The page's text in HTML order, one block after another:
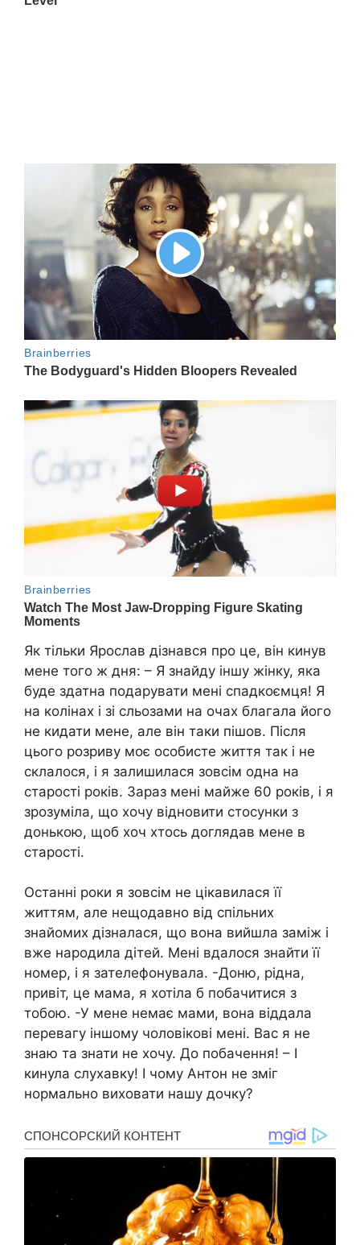
Як тільки Ярослав дізнався про це, він кинув
мене того ж дня: – Я знайду іншу жінку, яка
буде здатна подарувати мені спадкоємця! Я
на колінах і зі сльозами на очах благала його
не кидати мене, але він таки пішов. Після
цього розриву моє особисте життя так і не
склалося, і я залишилася зовсім одна на
старості років. Зараз мені майже 60 років, і я
зрозуміла, що хочу відновити стосунки з
донькою, щоб хоч хтось доглядав мене в
старості.
Останні роки я зовсім не цікавилася її
життям, але нещодавно від спільних
знайомих дізналася, що вона вийшла заміж і
вже народила дітей. Мені вдалося знайти її
номер, і я зателефонувала. -Доню, рідна,
привіт, це мама, я хотіла б побачитися з
тобою. -У мене немає мами, вона віддала
перевагу іншому чоловікові мені. Вас я не
знаю та знати не хочу. До побачення! – І
кинула слухавку! І чому Антон не зміг
нормально виховати нашу дочку?